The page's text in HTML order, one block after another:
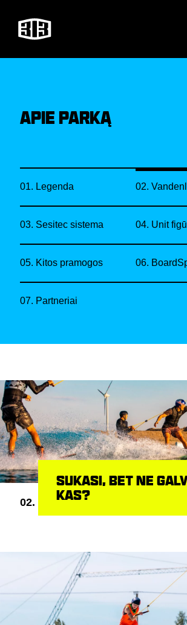
APIE PARKĄ
01. Legenda 02.
03. Sesitec sistema 04. Unit
05. Kitos pramogos 06.
07. Partneriai
02.
SUKASI, BET NE
KAS?